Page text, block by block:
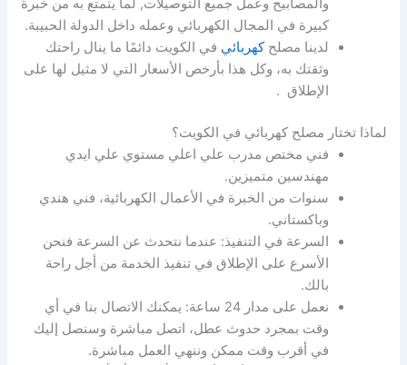
والمصابيح وعمل جميع التوصيلات, لما يتمتع به من خبرة
كبيرة في المجال الكهربائي وعمله داخل الدولة الحبيبة.
لدينا مصلحكهربائي في الكويت دائمًا ما ينال راحتك
وثقتك به، وكل هذا بأرخص الأسعار التي لا مثيل لها على
الإطلاق .
لماذا تختار مصلح كهربائي في الكويت؟
فني مختص مدرب علي اعلي مستوي علي ايدي
مهندسين متميزين.
سنوات من الخبرة في الأعمال الكهربائية، فني هندي
وباكستاني.
السرعة في التنفيذ: عندما نتحدث عن السرعة فنحن
الأسرع على الإطلاق في تنفيذ الخدمة من أجل راحة
بالك.
نعمل على مدار 24 ساعة: يمكنك الاتصال بنا في أي
وقت بمجرد حدوث عطل، اتصل مباشرة وسنصل إليك
في أقرب وقت ممكن وننهي العمل مباشرة.